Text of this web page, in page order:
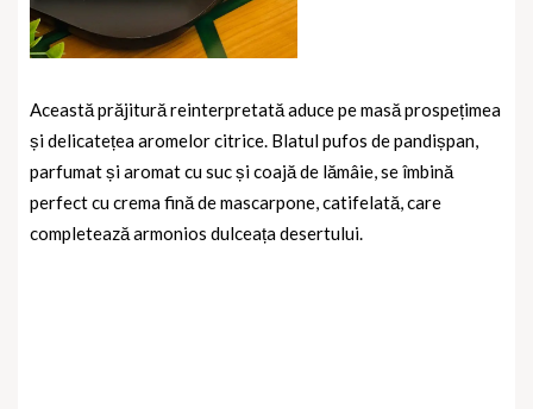
Această prăjitură reinterpretată aduce pe masă prospețimea
și delicatețea aromelor citrice. Blatul pufos de pandișpan,
parfumat și aromat cu suc și coajă de lămâie, se îmbină
perfect cu crema fină de mascarpone, catifelată, care
completează armonios dulceața desertului.